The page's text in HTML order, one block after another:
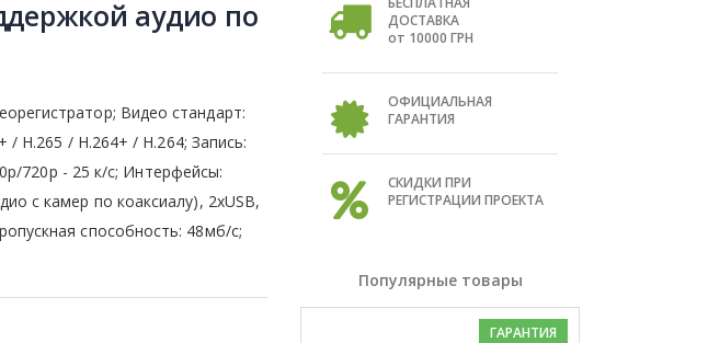
аудио по
Видео стандарт:
/ H.265 / H.264+ / H.264; Запись:
720р - 25 к/с; Интерфейсы:
с камер по коаксиалу), 2хUSB,
способность: 48мб/с;
ДОСТАВКА
от 10000 ГРН
ОФИЦИАЛЬНАЯ
ГАРАНТИЯ
СКИДКИ ПРИ
РЕГИСТРАЦИИ ПРОЕКТА
Популярные товары
ГАРАНТИЯ